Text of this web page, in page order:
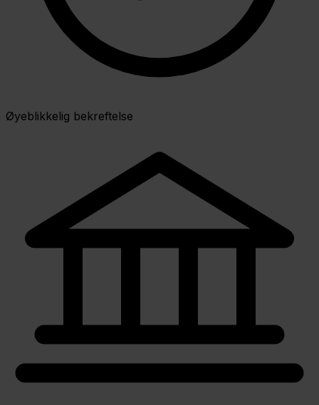
Øyeblikkelig bekreftelse